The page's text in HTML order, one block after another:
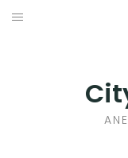
Skip